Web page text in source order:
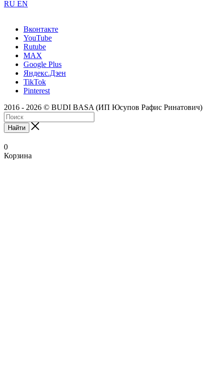
RU EN
Вконтакте
YouTube
Rutube
MAX
Google Plus
Яндекс.Дзен
TikTok
Pinterest
2016 - 2026 © BUDI BASA (ИП Юсупов Рафис Ринатович)
Найти
0
Корзина